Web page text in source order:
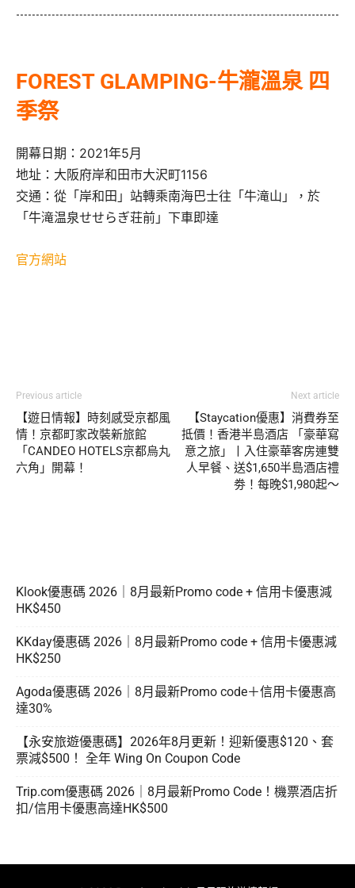
FOREST GLAMPING-牛瀧溫泉 四
季祭
開幕日期：2021年5月
地址：大阪府岸和田市大沢町1156
交通：從「岸和田」站轉乘南海巴士往「牛滝山」，於
「牛滝温泉せせらぎ荘前」下車即達
官方網站
Previous article
【遊日情報】時刻感受京都風
情！京都町家改裝新旅館
「CANDEO HOTELS京都烏丸
六角」開幕！
Next article
【Staycation優惠】消費券至
抵價！香港半島酒店 「豪華寫
意之旅」丨入住豪華客房連雙
人早餐、送$1,650半島酒店禮
劵！每晚$1,980起～
Klook優惠碼 2026｜8月最新Promo code + 信用卡優惠減
HK$450
KKday優惠碼 2026｜8月最新Promo code + 信用卡優惠減
HK$250
Agoda優惠碼 2026｜8月最新Promo code＋信用卡優惠高
達30%
【永安旅遊優惠碼】2026年8月更新！迎新優惠$120、套
票減$500！ 全年 Wing On Coupon Code
Trip.com優惠碼 2026｜8月最新Promo Code！機票酒店折
扣/信用卡優惠高達HK$500